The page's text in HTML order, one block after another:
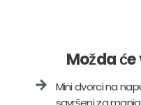
Možda
Mini dvorci na